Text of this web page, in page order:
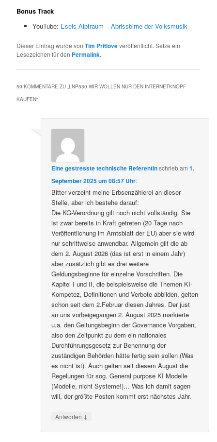
Bonus Track
YouTube: Esels Alptraum – Abrissbirne der Volksmusik
Dieser Eintrag wurde vonTim Pritloveveröffentlicht. Setze ein
Lesezeichen für den Permalink.
59 KOMMENTARE ZU „LNP530 WIR WOLLEN NUR DEN INTERNETKNOPF
KAUFEN“
Eine gestresste technische Referentinschriebam1.
September 2025 um 08:57 Uhr:
Bitter verzeiht meine Erbsenzählerei an dieser
Stelle, aber ich bestehe darauf:
Die KG-Verordnung gilt noch nicht vollständig. Sie
ist zwar bereits in Kraft getreten (20 Tage nach
Veröffentlichung im Amtsblatt der EU) aber sie wird
nur schrittweise anwendbar. Allgemein gilt die ab
dem 2. August 2026 (das ist erst in einem Jahr)
aber zusätzlich gibt es drei weitere
Geldungsbeginne für einzelne Vorschriften. Die
Kapitel I und II, die beispielsweise die Themen KI-
Kompetez, Definitionen und Verbote abbilden, gelten
schon seit dem 2.Februar diesen Jahres. Der just
an uns vorbeigegangen 2. August 2025 markierte
u.a. den Geltungsbeginn der Governance Vorgaben,
also den Zeitpunkt zu dem ein nationales
Durchführungsgesetz zur Benennung der
zuständigen Behörden hätte fertig sein sollen (Was
es nicht ist). Auch gelten seit diesem August die
Regelungen für sog. General purpose KI Modelle
(Modelle, nicht Systeme!)… Was ich damit sagen
will, der größte Posten kommt erst nächstes Jahr.
Antworten ↓